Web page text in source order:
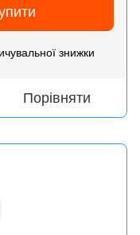
знижки
Порівняти